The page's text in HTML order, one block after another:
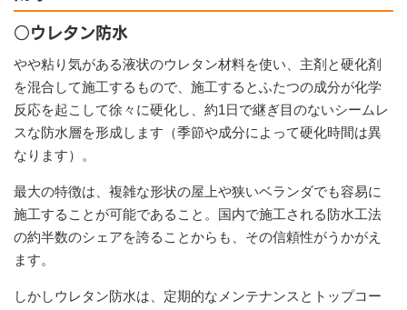
○ウレタン防水
やや粘り気がある液状のウレタン材料を使い、主剤と硬化剤
を混合して施工するもので、施工するとふたつの成分が化学
反応を起こして徐々に硬化し、約1日で継ぎ目のないシームレ
スな防水層を形成します（季節や成分によって硬化時間は異
なります）。
最大の特徴は、複雑な形状の屋上や狭いベランダでも容易に
施工することが可能であること。国内で施工される防水工法
の約半数のシェアを誇ることからも、その信頼性がうかがえ
ます。
しかしウレタン防水は、定期的なメンテナンスとトップコー